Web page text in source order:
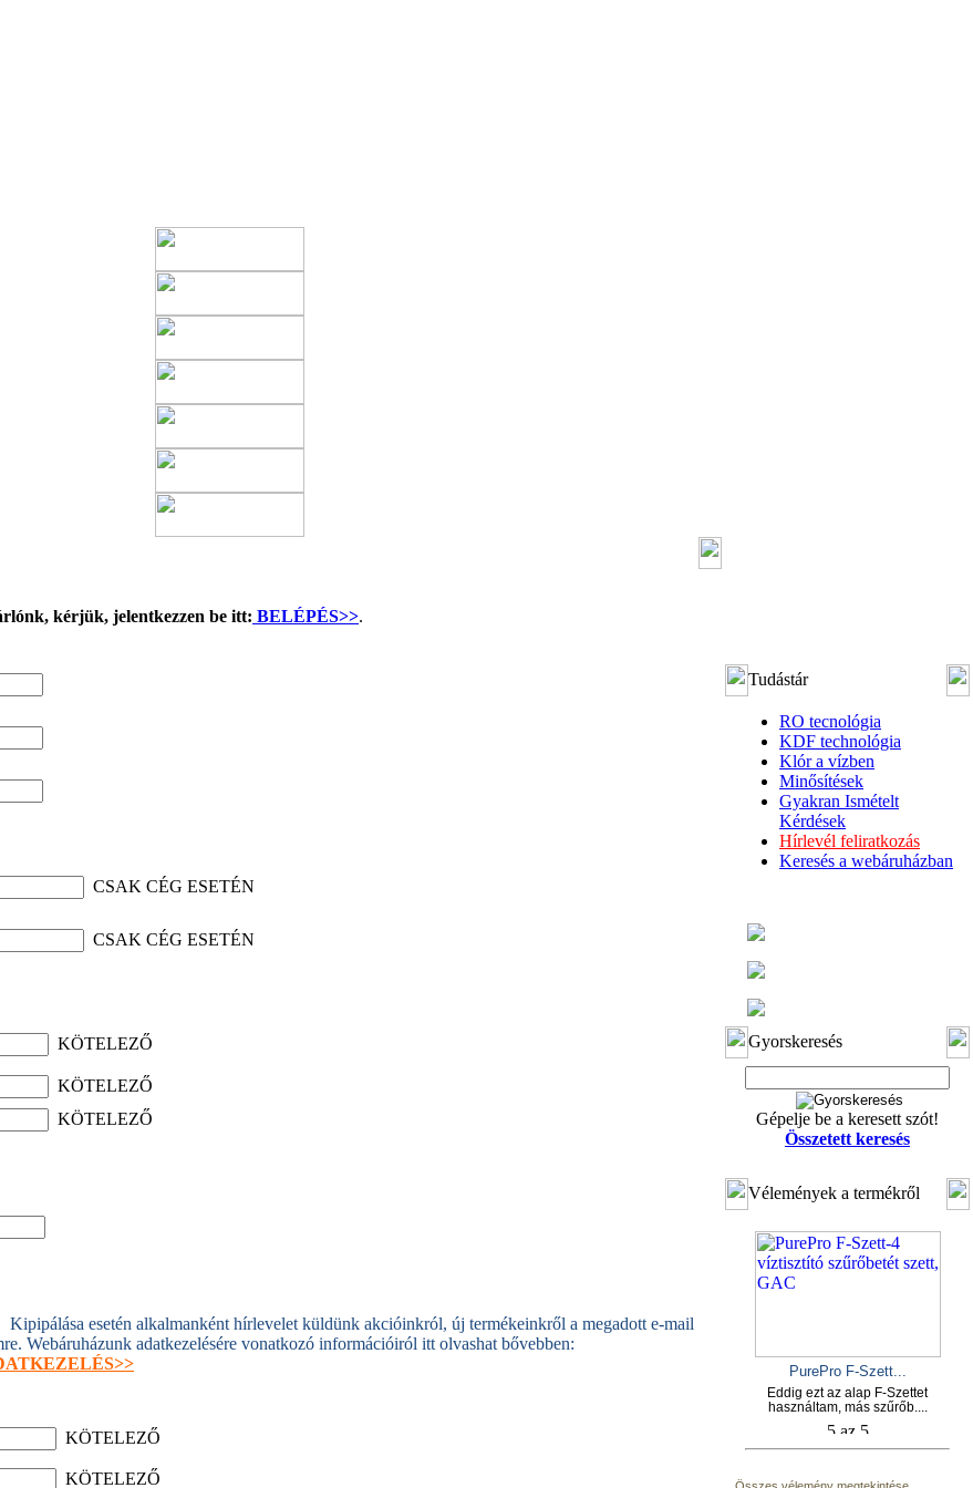
kérjük, jelentkezzen be itt: BELÉPÉS>>.
CSAK CÉG ESETÉN
CSAK CÉG ESETÉN
KÖTELEZŐ
KÖTELEZŐ
KÖTELEZŐ
Kipipálása esetén alkalmanként hírlevelet küldünk akcióinkról, új termékeinkről a megadott e-mail
Webáruházunk adatkezelésére vonatkozó információiról itt olvashat bővebben:
KÖTELEZŐ
KÖTELEZŐ
Tudástár
RO tecnológia
KDF technológia
Klór a vízben
Minősítések
Gyakran Ismételt
Kérdések
Hírlevél feliratkozás
Keresés a webáruházban
Gyorskeresés
Gépelje be a keresett szót!
Összetett keresés
Vélemények a termékről
PurePro F-Szett...
Eddig ezt az alap F-Szettet
használtam, más szűrőb....